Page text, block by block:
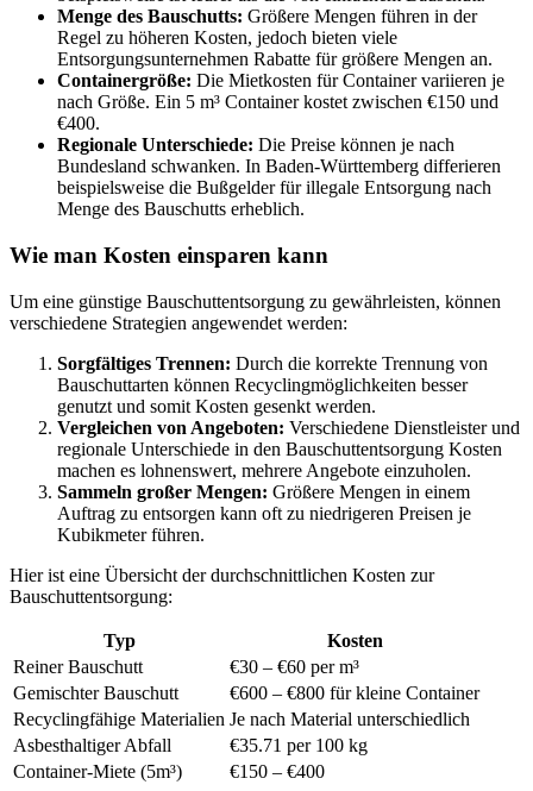
Menge des Bauschutts: Größere Mengen führen in der
Regel zu höheren Kosten, jedoch bieten viele
Entsorgungsunternehmen Rabatte für größere Mengen an.
Containergröße: Die Mietkosten für Container variieren je
nach Größe. Ein 5 m³ Container kostet zwischen €150 und
€400.
Regionale Unterschiede: Die Preise können je nach
Bundesland schwanken. In Baden-Württemberg differieren
beispielsweise die Bußgelder für illegale Entsorgung nach
Menge des Bauschutts erheblich.
Wie man Kosten einsparen kann
Um eine günstige Bauschuttentsorgung zu gewährleisten, können
verschiedene Strategien angewendet werden:
Sorgfältiges Trennen: Durch die korrekte Trennung von
Bauschuttarten können Recyclingmöglichkeiten besser
genutzt und somit Kosten gesenkt werden.
Vergleichen von Angeboten: Verschiedene Dienstleister und
regionale Unterschiede in den Bauschuttentsorgung Kosten
machen es lohnenswert, mehrere Angebote einzuholen.
Sammeln großer Mengen: Größere Mengen in einem
Auftrag zu entsorgen kann oft zu niedrigeren Preisen je
Kubikmeter führen.
Hier ist eine Übersicht der durchschnittlichen Kosten zur
Bauschuttentsorgung:
Typ
Kosten
Reiner Bauschutt
€30 – €60 per m³
Gemischter Bauschutt
€600 – €800 für kleine Container
Recyclingfähige Materialien Je nach Material unterschiedlich
Asbesthaltiger Abfall
€35.71 per 100 kg
Container-Miete (5m³)
€150 – €400